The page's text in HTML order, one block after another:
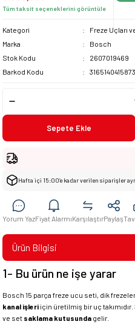
Tüm taksit seçeneklerini görüntüle
Kategori
Freze Uçları
Marka
Bosch
Stok Kodu
2607019469
Barkod Kodu
3165140415873
Sepete Ekle
Hafta içi 15:00’e kadar verilen siparişler
Yorum YazFiyat AlarmıKarşılaştırPaylaş
Ürün Bilgisi
1- Bu ürün ne işe yarar
Bosch 15 parça freze ucu seti, dik
kanal işleriiçin üretilmiş bir uç takımıdır.
ve set saklama kutusunda gelir.